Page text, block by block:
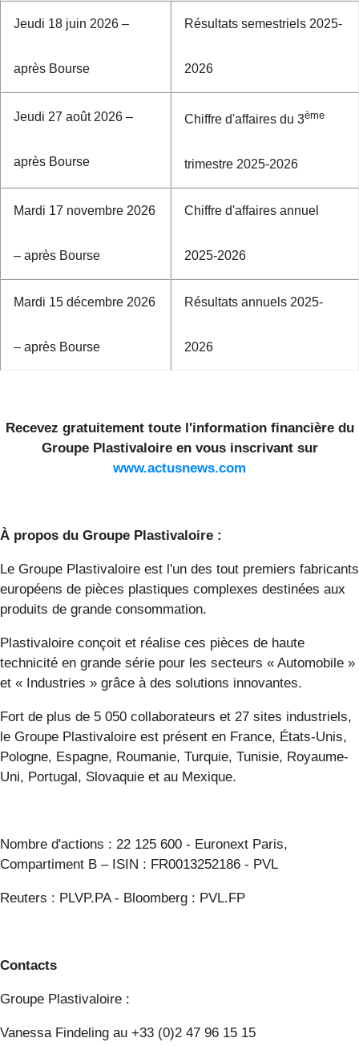
Jeudi 18 juin 2026 –
après Bourse
Résultats semestriels 2025-
2026
Jeudi 27 août 2026 –
après Bourse
Chiffre d'affaires du 3ème
trimestre 2025-2026
Mardi 17 novembre 2026
– après Bourse
Chiffre d'affaires annuel
2025-2026
Mardi 15 décembre 2026
– après Bourse
Résultats annuels 2025-
2026
Recevez gratuitement toute l'information financière du
Groupe Plastivaloire en vous inscrivant sur
www.actusnews.com
À propos du Groupe Plastivaloire :
Le Groupe Plastivaloire est l'un des tout premiers fabricants
européens de pièces plastiques complexes destinées aux
produits de grande consommation.
Plastivaloire conçoit et réalise ces pièces de haute
technicité en grande série pour les secteurs « Automobile »
et « Industries » grâce à des solutions innovantes.
Fort de plus de 5 050 collaborateurs et 27 sites industriels,
le Groupe Plastivaloire est présent en France, États-Unis,
Pologne, Espagne, Roumanie, Turquie, Tunisie, Royaume-
Uni, Portugal, Slovaquie et au Mexique.
Nombre d'actions : 22 125 600 - Euronext Paris,
Compartiment B – ISIN : FR0013252186 - PVL
Reuters : PLVP.PA - Bloomberg : PVL.FP
Contacts
Groupe Plastivaloire :
Vanessa Findeling au +33 (0)2 47 96 15 15